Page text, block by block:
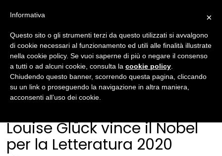
Louise Glück vince il Nobel
per la Letteratura 2020
×
Informativa
Questo sito o gli strumenti terzi da questo utilizzati si avvalgono
di cookie necessari al funzionamento ed utili alle finalità illustrate
nella cookie policy. Se vuoi saperne di più o negare il consenso
a tutti o ad alcuni cookie, consulta la cookie policy
Chiudendo questo banner, scorrendo questa pagina, cliccando
su un link o proseguendo la navigazione in altra maniera,
acconsenti all’uso dei cookie.